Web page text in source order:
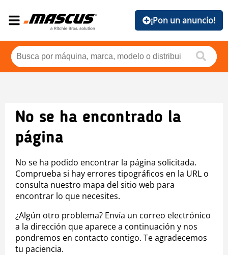
¡Pon un anuncio!
No se ha encontrado la
página
No se ha podido encontrar la página solicitada.
Comprueba si hay errores tipográficos en la URL o
consulta nuestro mapa del sitio web para
encontrar lo que necesites.
¿Algún otro problema? Envía un correo electrónico
a la dirección que aparece a continuación y nos
pondremos en contacto contigo. Te agradecemos
tu paciencia.